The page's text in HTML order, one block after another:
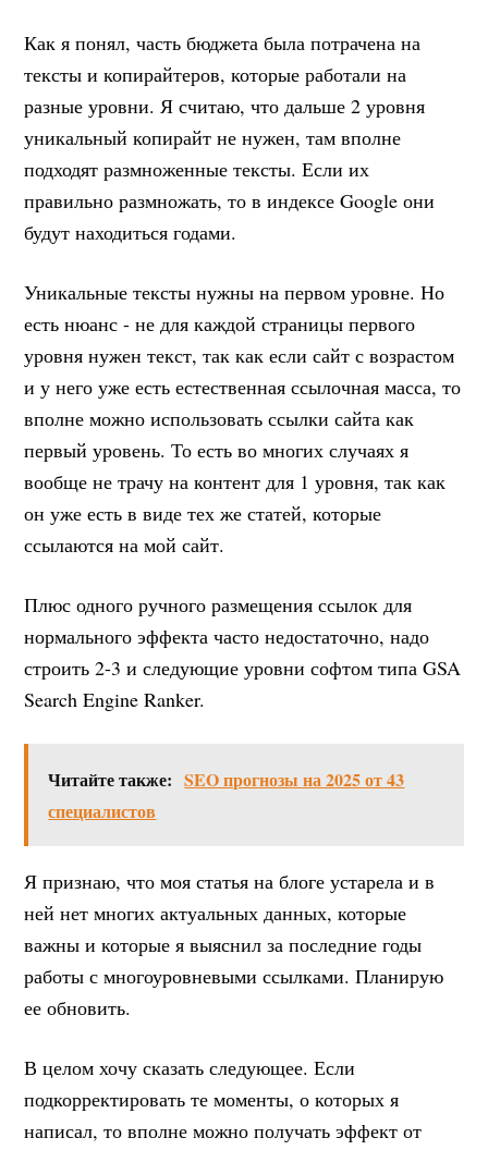
Как я понял, часть бюджета была потрачена на
тексты и копирайтеров, которые работали на
разные уровни. Я считаю, что дальше 2 уровня
уникальный копирайт не нужен, там вполне
подходят размноженные тексты. Если их
правильно размножать, то в индексе Google они
будут находиться годами.
Уникальные тексты нужны на первом уровне. Но
есть нюанс - не для каждой страницы первого
уровня нужен текст, так как если сайт с возрастом
и у него уже есть естественная ссылочная масса, то
вполне можно использовать ссылки сайта как
первый уровень. То есть во многих случаях я
вообще не трачу на контент для 1 уровня, так как
он уже есть в виде тех же статей, которые
ссылаются на мой сайт.
Плюс одного ручного размещения ссылок для
нормального эффекта часто недостаточно, надо
строить 2-3 и следующие уровни софтом типа GSA
Search Engine Ranker.
Читайте также: SEO прогнозы на 2025 от 43
специалистов
Я признаю, что моя статья на блоге устарела и в
ней нет многих актуальных данных, которые
важны и которые я выяснил за последние годы
работы с многоуровневыми ссылками. Планирую
ее обновить.
В целом хочу сказать следующее. Если
подкорректировать те моменты, о которых я
написал, то вполне можно получать эффект от